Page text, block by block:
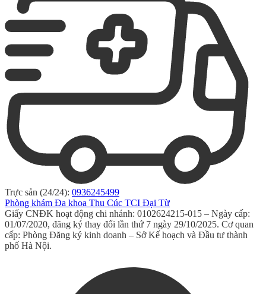
Trực sản (24/24): 0936245499
Phòng khám Đa khoa Thu Cúc TCI Đại Từ
Giấy CNĐK hoạt động chi nhánh: 0102624215-015 – Ngày cấp:
01/07/2020, đăng ký thay đổi lần thứ 7 ngày 29/10/2025. Cơ quan
cấp: Phòng Đăng ký kinh doanh – Sở Kế hoạch và Đầu tư thành
phố Hà Nội.